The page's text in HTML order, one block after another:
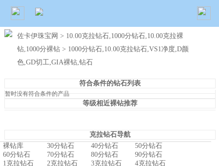
佐卡伊珠宝网 > 10.00克拉钻石,1000分钻石,10.00克拉裸
钻,1000分裸钻 > 1000分钻石,10.00克拉钻石,VS1净度,D颜
色,GD切工,GIA裸钻,钻石
符合条件的钻石列表
暂时没有符合条件的产品
等级相近裸钻推荐
克拉钻石导航
裸钻库
30分钻石 40分钻石
50分钻石
60分钻石
70分钻石 80分钻石
90分钻石
1克拉钻石
2克拉钻石 3克拉钻石
4克拉钻石